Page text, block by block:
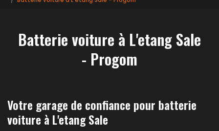
Batterie voiture à L'etang Sale
- Progom
Votre garage de confiance pour batterie
voiture à L'etang Sale